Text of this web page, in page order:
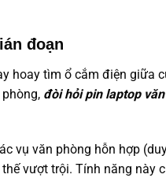
đoạn
hoay tìm ổ cắm điện giữa
đòi hỏipin laptop
vụ văn phòng hỗn hợp
vượt trội. Tính năng này